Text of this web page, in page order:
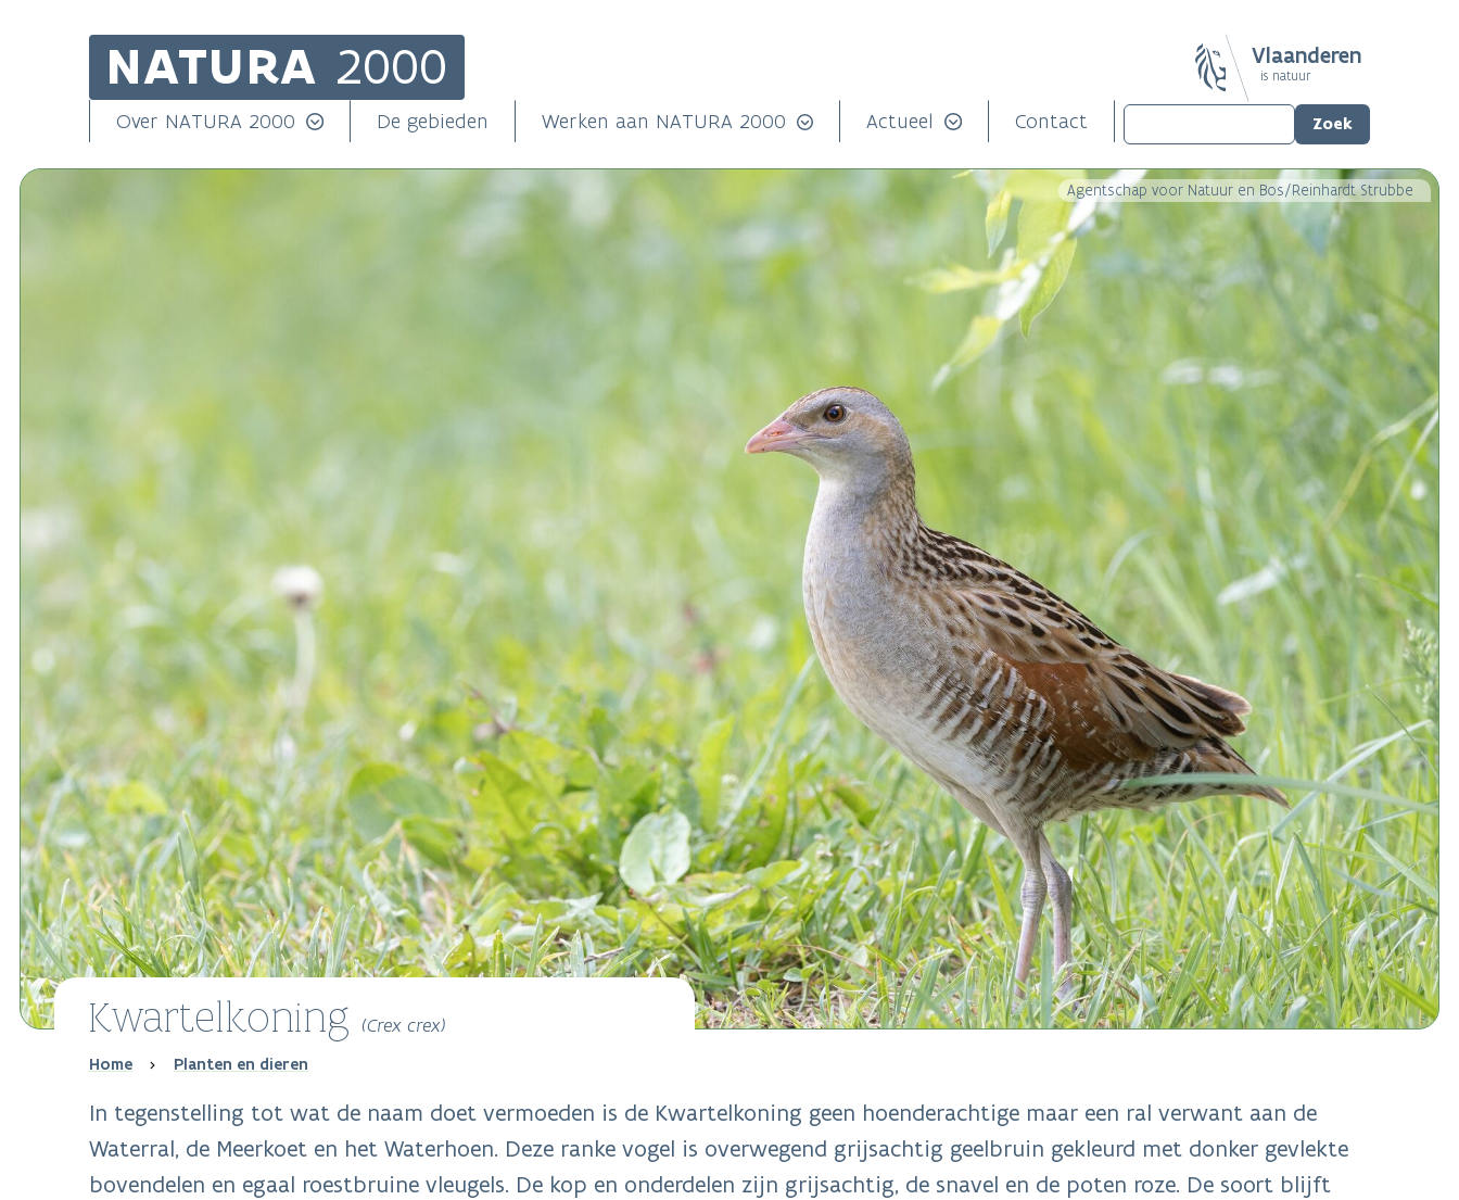
NATURA 2000 Vlaanderen
is natuur
Main
navigation
Over NATURA 2000 De gebieden Werken aan NATURA 2000 Actueel Contact
Agentschap voor Natuur en Bos/Reinhardt Strubbe
Kwartelkoning (Crex crex)
Breadcrumb
Home Planten en dieren
In tegenstelling tot wat de naam doet vermoeden is de Kwartelkoning geen hoenderachtige maar een ral verwant aan de
Waterral, de Meerkoet en het Waterhoen. Deze ranke vogel is overwegend grijsachtig geelbruin gekleurd met donker gevlekte
bovendelen en egaal roestbruine vleugels. De kop en onderdelen zijn grijsachtig, de snavel en de poten roze. De soort blijft